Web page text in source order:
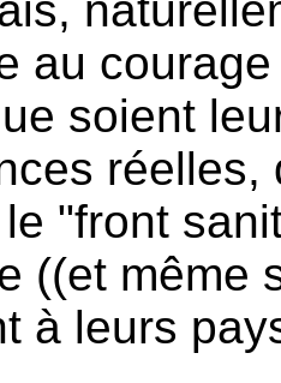
au
soient
"front
((et même
à leurs